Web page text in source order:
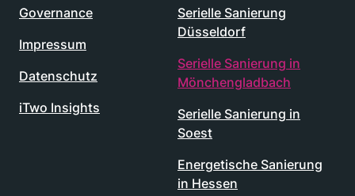
Governance
Impressum
Datenschutz
iTwo Insights
Serielle Sanierung
Düsseldorf
Serielle Sanierung in
Mönchengladbach
Serielle Sanierung in
Soest
Energetische Sanierung
in Hessen